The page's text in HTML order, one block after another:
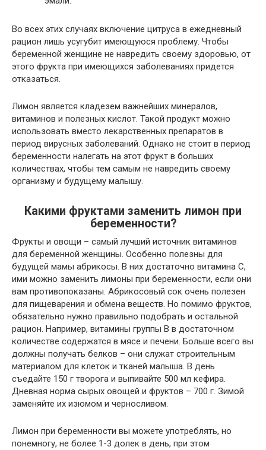
Во всех этих случаях включение цитруса в ежедневный
рацион лишь усугубит имеющуюся проблему. Чтобы
беременной женщине не навредить своему здоровью, от
этого фрукта при имеющихся заболеваниях придется
отказаться.
Лимон является кладезем важнейших минералов,
витаминов и полезных кислот. Такой продукт можно
использовать вместо лекарственных препаратов в
период вирусных заболеваний. Однако не стоит в период
беременности налегать на этот фрукт в больших
количествах, чтобы тем самым не навредить своему
организму и будущему малышу.
Какими фруктами заменить лимон при
беременности?
Фрукты и овощи – самый лучший источник витаминов
для беременной женщины. Особенно полезны для
будущей мамы абрикосы. В них достаточно витамина С,
ими можно заменить лимоны при беременности, если они
вам противопоказаны. Абрикосовый сок очень полезен
для пищеварения и обмена веществ. Но помимо фруктов,
обязательно нужно правильно подобрать и остальной
рацион. Например, витамины группы В в достаточном
количестве содержатся в мясе и печени. Больше всего вы
должны получать белков – они служат строительным
материалом для клеток и тканей малыша. В день
съедайте 150 г творога и выпивайте 500 мл кефира.
Дневная норма сырых овощей и фруктов – 700 г. Зимой
заменяйте их изюмом и черносливом.
Лимон при беременности вы можете употреблять, но
понемногу, не более 1-3 долек в день, при этом